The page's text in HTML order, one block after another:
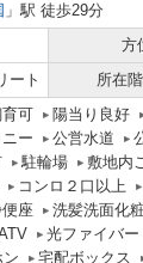
」駅 徒歩29分
方
ート 所在
可 陽当り良好
ー 公営水道
駐輪場 敷地内
コンロ２口以上
座 洗髪洗面化
光ファイバー
宅配ボックス